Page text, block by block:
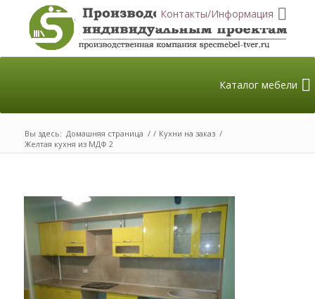
Контакты/Информация
Каталог мебели
Вы здесь: Домашняя страница / / Кухни на заказ /
Желтая кухня из МДФ 2